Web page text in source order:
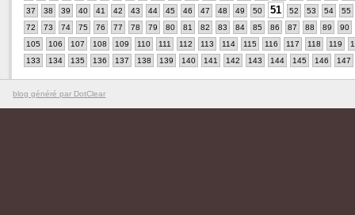
37
38 39 40 41 42 43 44 45 46 47 48 49 50 51 52 53 54
55
72
73 74 75 76 77 78 79 80 81 82 83 84 85 86 87 88 89
90
105
106 107 108 109 110 111 112 113 114 115 116 117 118 119
133
134 135 136 137 138 139 140 141 142 143 144 145 146 147
blog généré par DotClear